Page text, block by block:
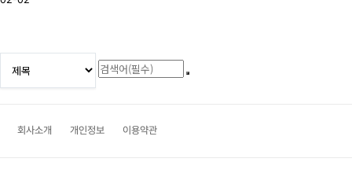
회사소개 개인정보 이용약관